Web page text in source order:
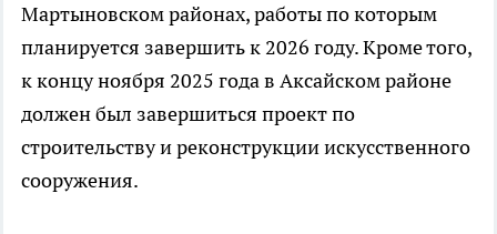
Мартыновском районах, работы по которым
планируется завершить к 2026 году. Кроме того,
к концу ноября 2025 года в Аксайском районе
должен был завершиться проект по
строительству и реконструкции искусственного
сооружения.